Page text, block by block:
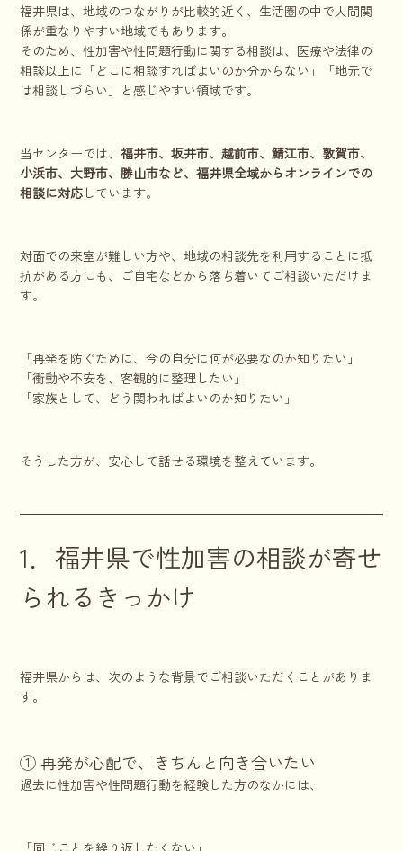
福井県は、地域のつながりが比較的近く、生活圏の中で人間関
係が重なりやすい地域でもあります。
そのため、性加害や性問題行動に関する相談は、医療や法律の
相談以上に「どこに相談すればよいのか分からない」「地元で
は相談しづらい」と感じやすい領域です。
当センターでは、福井市、坂井市、越前市、鯖江市、敦賀市、
小浜市、大野市、勝山市など、福井県全域からオンラインでの
相談に対応 しています。
対面での来室が難しい方や、地域の相談先を利用することに抵
抗がある方にも、ご自宅などから落ち着いてご相談いただけま
す。
「再発を防ぐために、今の自分に何が必要なのか知りたい」
「衝動や不安を、客観的に整理したい」
「家族として、どう関わればよいのか知りたい」
そうした方が、安心して話せる環境を整えています。
1．福井県で性加害の相談が寄せ
られるきっかけ
福井県からは、次のような背景でご相談いただくことがありま
す。
① 再発が心配で、きちんと向き合いたい
過去に性加害や性問題行動を経験した方のなかには、
「同じことを繰り返したくない」